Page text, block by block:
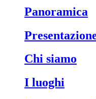
panoramica
chi siamo
i luoghi